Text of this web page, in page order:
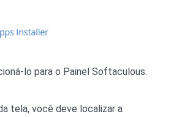
lo para o Painel Softaculous.
tela, você deve localizar a